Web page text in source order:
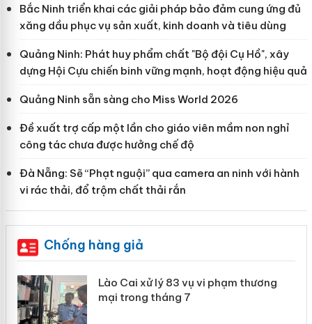
Bắc Ninh triển khai các giải pháp bảo đảm cung ứng đủ
xăng dầu phục vụ sản xuất, kinh doanh và tiêu dùng
Quảng Ninh: Phát huy phẩm chất "Bộ đội Cụ Hồ", xây
dựng Hội Cựu chiến binh vững mạnh, hoạt động hiệu quả
Quảng Ninh sẵn sàng cho Miss World 2026
Đề xuất trợ cấp một lần cho giáo viên mầm non nghỉ
công tác chưa được hưởng chế độ
Đà Nẵng: Sẽ “Phạt nguội” qua camera an ninh với hành
vi rác thải, đổ trộm chất thải rắn
Chống hàng giả
Lào Cai xử lý 83 vụ vi phạm thương
mại trong tháng 7